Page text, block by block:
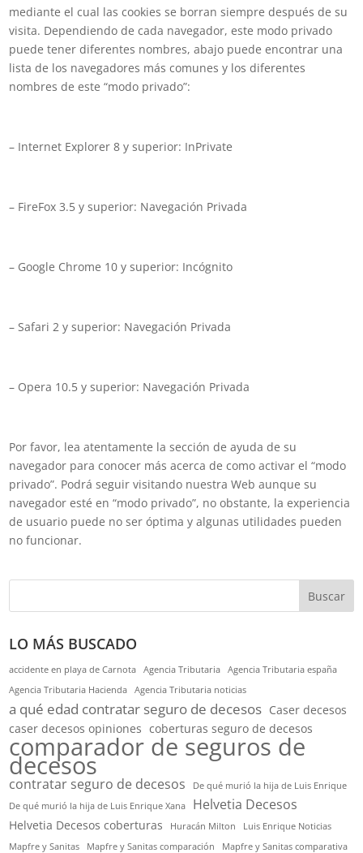
mediante el cual las cookies se borran siempre después de su
visita. Dependiendo de cada navegador, este modo privado
puede tener diferentes nombres, abajo puede encontrar una
lista de los navegadores más comunes y los diferentes
nombres de este “modo privado”:
– Internet Explorer 8 y superior: InPrivate
– FireFox 3.5 y superior: Navegación Privada
– Google Chrome 10 y superior: Incógnito
– Safari 2 y superior: Navegación Privada
– Opera 10.5 y superior: Navegación Privada
Por favor, lea atentamente la sección de ayuda de su
navegador para conocer más acerca de como activar el “modo
privado”. Podrá seguir visitando nuestra Web aunque su
navegador esté en “modo privado”, no obstante, la experiencia
de usuario puede no ser óptima y algunas utilidades pueden
no funcionar.
Buscar
LO MÁS BUSCADO
accidente en playa de Carnota Agencia Tributaria
Agencia Tributaria españa
Agencia Tributaria Hacienda
Agencia Tributaria noticias
a qué edad contratar seguro de decesos Caser decesos
caser decesos opiniones coberturas seguro de decesos
comparador de seguros de
decesos
contratar seguro de decesos
De qué murió la hija de Luis Enrique
De qué murió la hija de Luis Enrique Xana
Helvetia Decesos
Helvetia Decesos coberturas Huracán Milton
Luis Enrique Noticias
Mapfre y Sanitas
Mapfre y Sanitas comparación
Mapfre y Sanitas comparativa